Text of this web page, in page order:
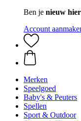
Ben je nieuw
Account
Merken
Speelgoed
Baby's & Peuters
Spellen
Sport & Outdoor